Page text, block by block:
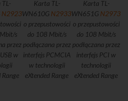
N2923
s
przez
w
Range
Karta TL-
WN610G N2933
o przepustowości
do 108 Mbit/s
podłączana przez
interfejs PCMCIA
w technologii
eXtended Range
Karta TL-
WN651G N2973
o przepustowości
do 108 Mbit/s
podłączana przez
interfejs PCI w
technologii
eXtended Range